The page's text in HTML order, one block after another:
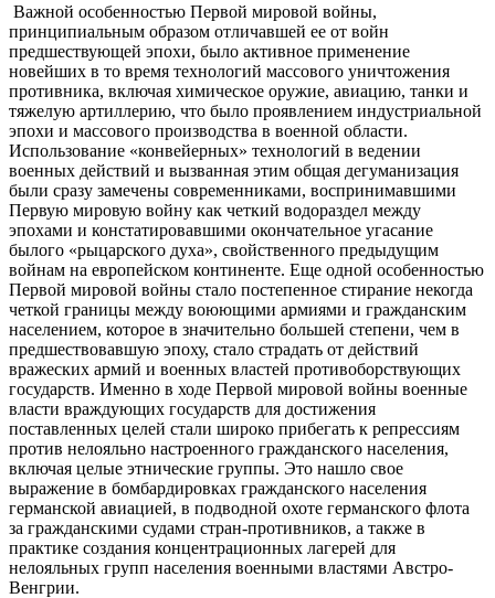
Важной особенностью Первой мировой войны,
принципиальным образом отличавшей ее от войн
предшествующей эпохи, было активное применение
новейших в то время технологий массового уничтожения
противника, включая химическое оружие, авиацию, танки и
тяжелую артиллерию, что было проявлением индустриальной
эпохи и массового производства в военной области.
Использование «конвейерных» технологий в ведении
военных действий и вызванная этим общая дегуманизация
были сразу замечены современниками, воспринимавшими
Первую мировую войну как четкий водораздел между
эпохами и констатировавшими окончательное угасание
былого «рыцарского духа», свойственного предыдущим
войнам на европейском континенте. Еще одной особенностью
Первой мировой войны стало постепенное стирание некогда
четкой границы между воюющими армиями и гражданским
населением, которое в значительно большей степени, чем в
предшествовавшую эпоху, стало страдать от действий
вражеских армий и военных властей противоборствующих
государств. Именно в ходе Первой мировой войны военные
власти враждующих государств для достижения
поставленных целей стали широко прибегать к репрессиям
против нелояльно настроенного гражданского населения,
включая целые этнические группы. Это нашло свое
выражение в бомбардировках гражданского населения
германской авиацией, в подводной охоте германского флота
за гражданскими судами стран-противников, а также в
практике создания концентрационных лагерей для
нелояльных групп населения военными властями Австро-
Венгрии.